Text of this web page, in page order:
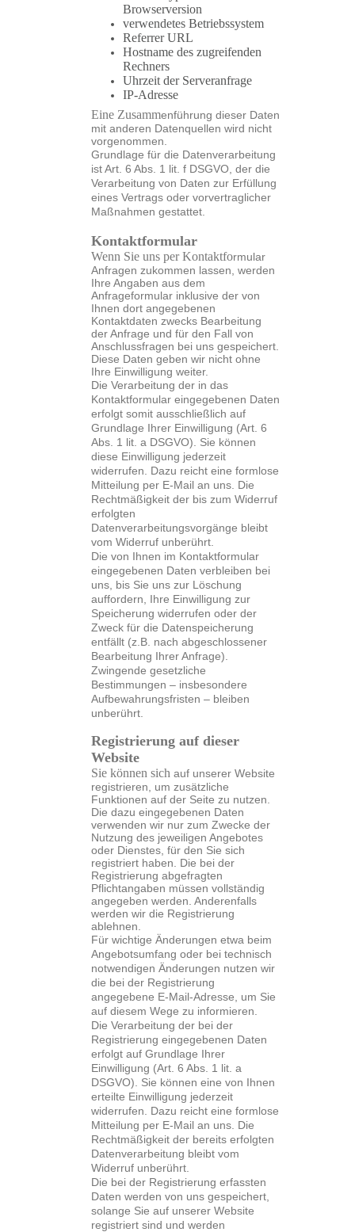
Browserversion
verwendetes Betriebssystem
Referrer URL
Hostname des zugreifenden
Rechners
Uhrzeit der Serveranfrage
IP-Adresse
Eine Zusammenführung dieser Daten
mit anderen Datenquellen wird nicht
vorgenommen.
Grundlage für die Datenverarbeitung
ist Art. 6 Abs. 1 lit. f DSGVO, der die
Verarbeitung von Daten zur Erfüllung
eines Vertrags oder vorvertraglicher
Maßnahmen gestattet.
Kontaktformular
Wenn Sie uns per Kontaktformular
Anfragen zukommen lassen, werden
Ihre Angaben aus dem
Anfrageformular inklusive der von
Ihnen dort angegebenen
Kontaktdaten zwecks Bearbeitung
der Anfrage und für den Fall von
Anschlussfragen bei uns gespeichert.
Diese Daten geben wir nicht ohne
Ihre Einwilligung weiter.
Die Verarbeitung der in das
Kontaktformular eingegebenen Daten
erfolgt somit ausschließlich auf
Grundlage Ihrer Einwilligung (Art. 6
Abs. 1 lit. a DSGVO). Sie können
diese Einwilligung jederzeit
widerrufen. Dazu reicht eine formlose
Mitteilung per E-Mail an uns. Die
Rechtmäßigkeit der bis zum Widerruf
erfolgten
Datenverarbeitungsvorgänge bleibt
vom Widerruf unberührt.
Die von Ihnen im Kontaktformular
eingegebenen Daten verbleiben bei
uns, bis Sie uns zur Löschung
auffordern, Ihre Einwilligung zur
Speicherung widerrufen oder der
Zweck für die Datenspeicherung
entfällt (z.B. nach abgeschlossener
Bearbeitung Ihrer Anfrage).
Zwingende gesetzliche
Bestimmungen – insbesondere
Aufbewahrungsfristen – bleiben
unberührt.
Registrierung auf dieser
Website
Sie können sich auf unserer Website
registrieren, um zusätzliche
Funktionen auf der Seite zu nutzen.
Die dazu eingegebenen Daten
verwenden wir nur zum Zwecke der
Nutzung des jeweiligen Angebotes
oder Dienstes, für den Sie sich
registriert haben. Die bei der
Registrierung abgefragten
Pflichtangaben müssen vollständig
angegeben werden. Anderenfalls
werden wir die Registrierung
ablehnen.
Für wichtige Änderungen etwa beim
Angebotsumfang oder bei technisch
notwendigen Änderungen nutzen wir
die bei der Registrierung
angegebene E-Mail-Adresse, um Sie
auf diesem Wege zu informieren.
Die Verarbeitung der bei der
Registrierung eingegebenen Daten
erfolgt auf Grundlage Ihrer
Einwilligung (Art. 6 Abs. 1 lit. a
DSGVO). Sie können eine von Ihnen
erteilte Einwilligung jederzeit
widerrufen. Dazu reicht eine formlose
Mitteilung per E-Mail an uns. Die
Rechtmäßigkeit der bereits erfolgten
Datenverarbeitung bleibt vom
Widerruf unberührt.
Die bei der Registrierung erfassten
Daten werden von uns gespeichert,
solange Sie auf unserer Website
registriert sind und werden